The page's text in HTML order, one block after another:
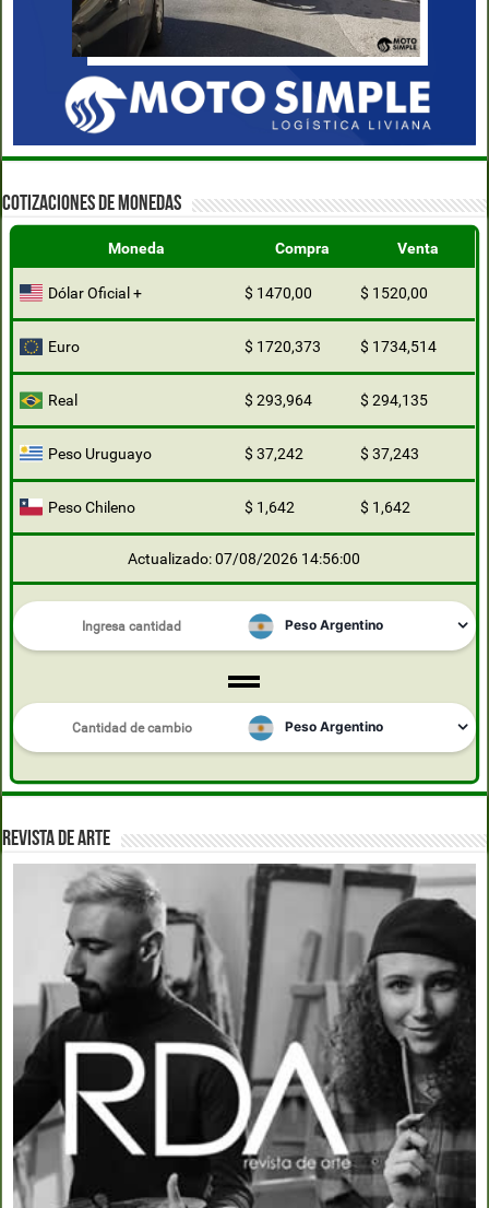
COTIZACIONES DE MONEDAS
Moneda Compra Venta
Dólar Oficial + $ 1470,00 $ 1520,00
Euro $ 1720,373 $ 1734,514
Real $ 293,964 $ 294,135
Peso Uruguayo $ 37,242 $ 37,243
Peso Chileno $ 1,642 $ 1,642
Actualizado: 07/08/2026 14:56:00
REVISTA DE ARTE